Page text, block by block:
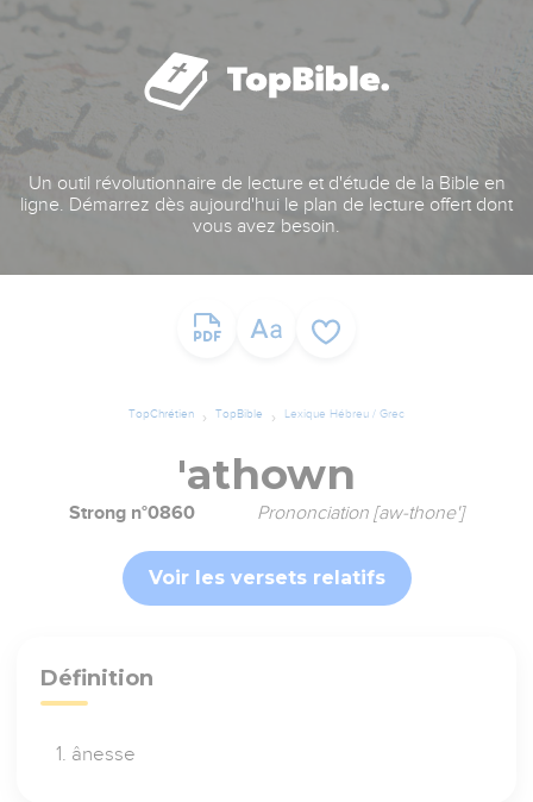
Un outil révolutionnaire de lecture et d'étude de la Bible en
ligne. Démarrez dès aujourd'hui le plan de lecture offert dont
vous avez besoin.
TopChrétien TopBible Lexique Hébreu / Grec
'athown
Strong n°0860 Prononciation [aw-thone']
Voir les versets relatifs
Définition
ânesse